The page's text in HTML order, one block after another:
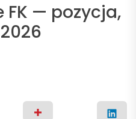
FK — pozycja,